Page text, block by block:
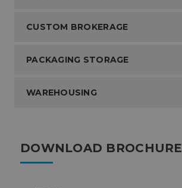
CUSTOM BROKERAGE
PACKAGING STORAGE
WAREHOUSING
DOWNLOAD BROCHURE